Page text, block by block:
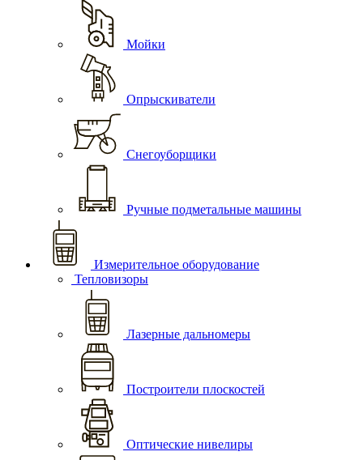
Мойки
Опрыскиватели
Снегоуборщики
Ручные подметальные машины
Измерительное оборудование
Тепловизоры
Лазерные дальномеры
Построители плоскостей
Оптические нивелиры